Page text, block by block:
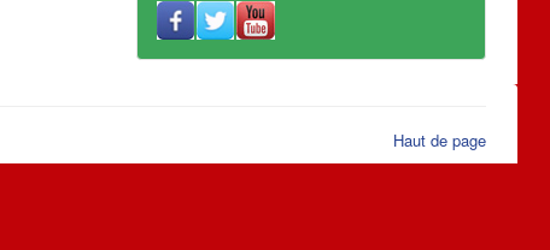
Haut de page